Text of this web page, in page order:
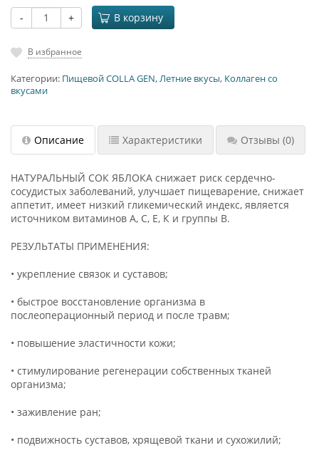
- + В корзину
В избранное
Категории: Пищевой COLLA GEN,Летние вкусы, Коллаген со
вкусами
Описание Характеристики Отзывы (0)
НАТУРАЛЬНЫЙ СОК ЯБЛОКА снижает риск сердечно-
сосудистых заболеваний, улучшает пищеварение, снижает
аппетит, имеет низкий гликемический индекс, является
источником витаминов А, С, Е, К и группы В.
РЕЗУЛЬТАТЫ ПРИМЕНЕНИЯ:
• укрепление связок и суставов;
• быстрое восстановление организма в
послеоперационный период и после травм;
• повышение эластичности кожи;
• стимулирование регенерации собственных тканей
организма;
• заживление ран;
• подвижность суставов, хрящевой ткани и сухожилий;